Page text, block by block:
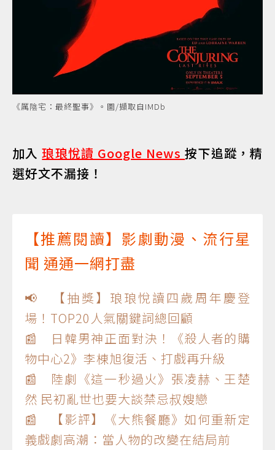
《厲陰宅：最終聖事》。圖/擷取自IMDb
加入琅琅悅讀 Google News按下追蹤，精
選好文不漏接！
【推薦閱讀】影劇動漫、流行星
聞 通通一網打盡
📢 【抽獎】琅琅悅讀四歲周年慶登
場！TOP20人氣關鍵詞總回顧
📰 日韓男神正面對決！《殺人者的購
物中心2》李棟旭復活、打戲再升級
📰 陸劇《這一秒過火》張凌赫、王楚
然 民初亂世也要大談禁忌叔嫂戀
📰 【影評】《大熊餐廳》如何重新定
義戲劇高潮：當人物的改變在結局前